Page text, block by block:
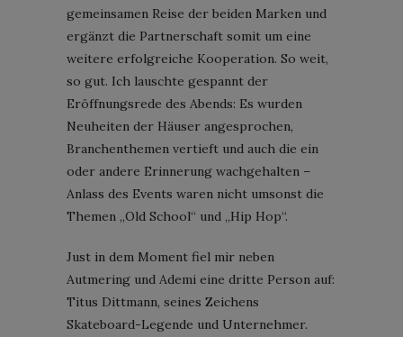
gemeinsamen Reise der beiden Marken und
ergänzt die Partnerschaft somit um eine
weitere erfolgreiche Kooperation. So weit,
so gut. Ich lauschte gespannt der
Eröffnungsrede des Abends: Es wurden
Neuheiten der Häuser angesprochen,
Branchenthemen vertieft und auch die ein
oder andere Erinnerung wachgehalten –
Anlass des Events waren nicht umsonst die
Themen „Old School“ und „Hip Hop“.
Just in dem Moment fiel mir neben
Autmering und Ademi eine dritte Person auf:
Titus Dittmann, seines Zeichens
Skateboard-Legende und Unternehmer.